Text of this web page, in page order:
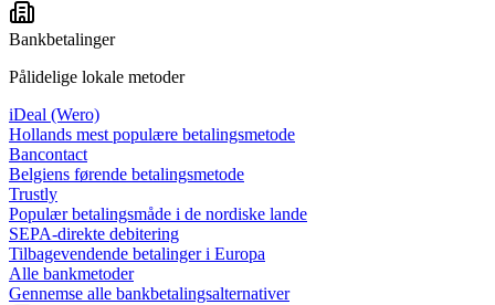
Bankbetalinger
Pålidelige lokale metoder
iDeal (Wero)
Hollands mest populære betalingsmetode
Bancontact
Belgiens førende betalingsmetode
Trustly
Populær betalingsmåde i de nordiske lande
SEPA-direkte debitering
Tilbagevendende betalinger i Europa
Alle bankmetoder
Gennemse alle bankbetalingsalternativer